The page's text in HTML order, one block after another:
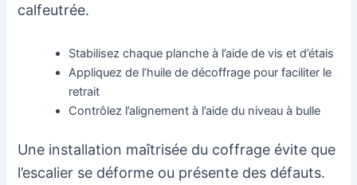
calfeutrée.
Stabilisez chaque planche à l’aide de vis et d’étais
Appliquez de l’huile de décoffrage pour faciliter le
retrait
Contrôlez l’alignement à l’aide du niveau à bulle
Une installation maîtrisée du coffrage évite que
l’escalier se déforme ou présente des défauts.